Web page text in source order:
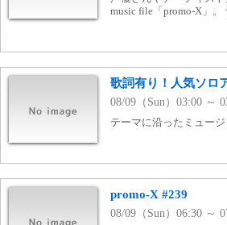
music file「promo-X」
歌詞有り！人気ソロ
08/09（Sun）03:00 ～
テーマに沿ったミュー
promo-X #239
08/09（Sun）06:30 ～